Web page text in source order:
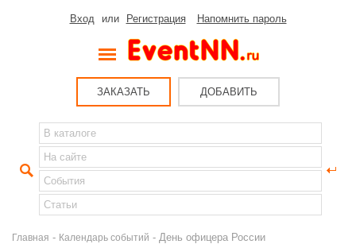
Вход или Регистрация Напомнить пароль
ЗАКАЗАТЬ ДОБАВИТЬ
Главная - Календарь событий - День офицера России